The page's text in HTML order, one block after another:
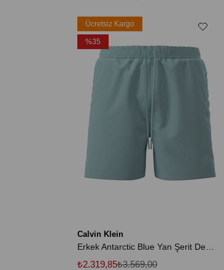
Calvin Klein
₺2.319,85₺3.569,00
Ücretsiz Kargo
%35